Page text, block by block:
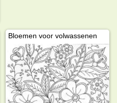
Bloemen voor volwassenen